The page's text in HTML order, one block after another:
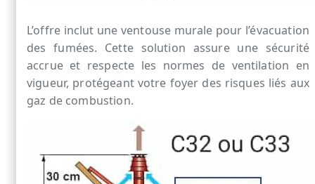
L’offre inclut une ventouse murale pour l’évacuation
des fumées. Cette solution assure une sécurité
accrue et respecte les normes de ventilation en
vigueur, protégeant votre foyer des risques liés aux
gaz de combustion.